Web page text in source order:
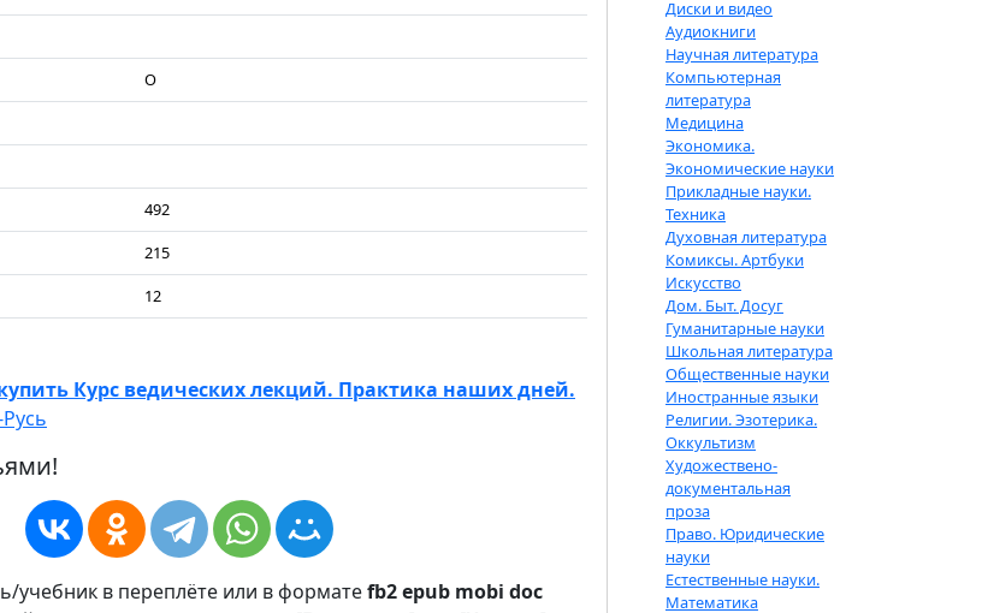
О
492
215
12
Курс ведических лекций. Практика наших дней.
учебник в переплёте или в форматеfb2epub mobi doc
Диски и видео
Аудиокниги
Научная литература
Компьютерная
литература
Медицина
Экономика.
Экономические науки
Прикладные науки.
Техника
Духовная литература
Комиксы. Артбуки
Искусство
Дом. Быт. Досуг
Гуманитарные науки
Школьная литература
Общественные науки
Иностранные языки
Религии. Эзотерика.
Оккультизм
Художествено-
документальная
проза
Право. Юридические
науки
Естественные науки.
Математика